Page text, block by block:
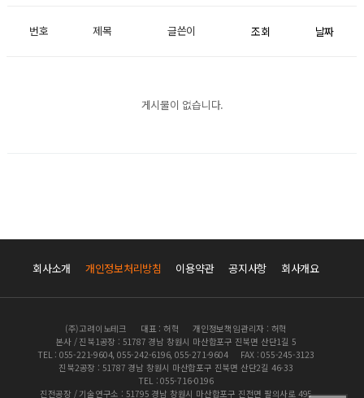
번호 제목 글쓴이 조회 날짜
게시물이 없습니다.
회사소개 개인정보처리방침 이용약관 공지사항 회사개요
(주)고려이노테크 대표 : 허혁
개인정보책임관리자 : 허혁
본사 / 진북1공장 : 51787 경남 창원시 마산합포구 진북면 산단1길 5
TEL : 055-221-9604, 055-242-6196, 055-271-9604
FAX : 055-245-3123
진북2공장 : 51787 경남 창원시 마산합포구 진북면 산단2길 46-33
TEL : 055-716-0196
진전공장 / 기술연구소 : 51795 경남 창원시 마산합포구 진전면 팔의사로 495